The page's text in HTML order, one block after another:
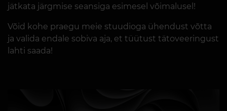
jätkata järgmise seansiga esimesel võimalusel!
Võid kohe praegu meie stuudioga ühendust võtta
ja valida endale sobiva aja, et tüütust tätoveeringust
lahti saada!